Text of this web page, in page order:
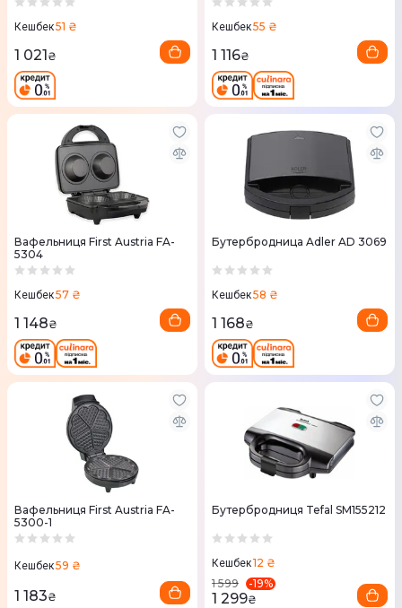
Кешбек51 ₴
1 021₴
Кешбек55 ₴
1 116₴
Вафельниця First Austria FA-
5304
Кешбек57 ₴
1 148₴
Бутербродница Adler AD 3069
Кешбек58 ₴
1 168₴
Вафельниця First Austria FA-
5300-1
Кешбек59 ₴
1 183₴
Бутербродниця Tefal SM155212
Кешбек12 ₴
1 599
-19%
1 299₴